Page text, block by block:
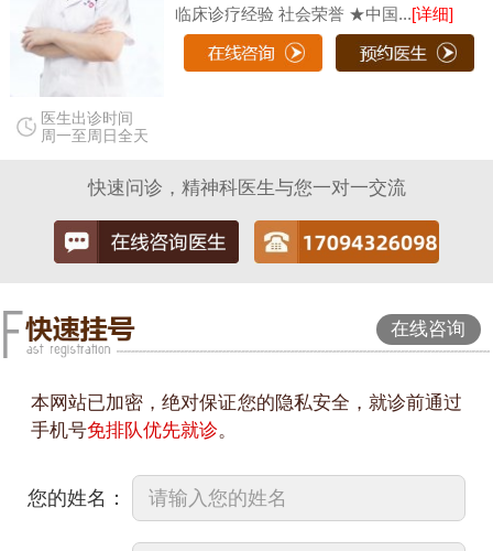
医生出诊时间
周一至周日全天
临床诊疗经验 社会荣誉 ★中国...[详细]
快速问诊，精神科医生与您一对一交流
在线咨询
本网站已加密，绝对保证您的隐私安全，就诊前通过
手机号免排队优先就诊。
您的姓名：